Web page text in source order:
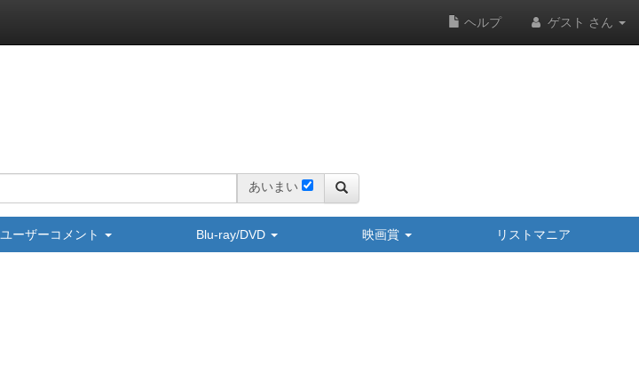
ヘルプ ゲスト さん
あいまい
ユーザーコメント Blu-ray/DVD 映画賞 リストマニア